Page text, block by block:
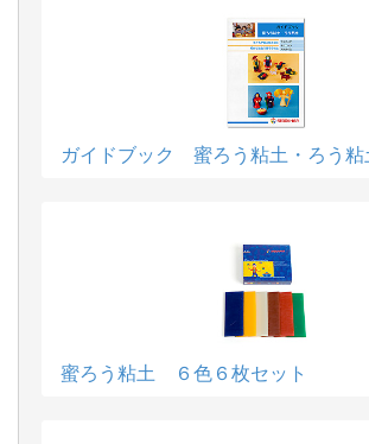
ガイドブック 蜜ろう粘土・ろう粘
蜜ろう粘土 ６色６枚セット